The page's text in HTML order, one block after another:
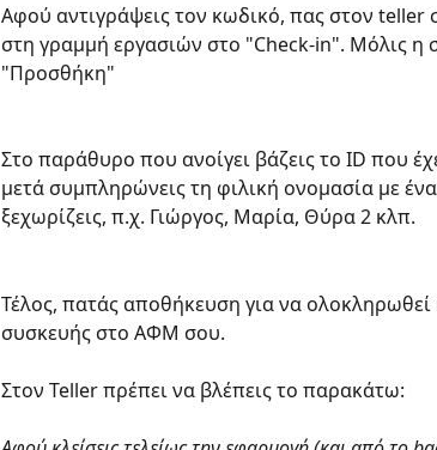
Αφού αντιγράψεις τον κωδικό, πας στον teller
στη γραμμή εργασιών στο "Check-in". Μόλις η
"Προσθήκη"
Στο παράθυρο που ανοίγει βάζεις το ID που
μετά συμπληρώνεις τη φιλική ονομασία με
ξεχωρίζεις, π.χ. Γιώργος, Μαρία, Θύρα 2 κλπ.
Τέλος, πατάς αποθήκευση για να
συσκευής στο ΑΦΜ σου.
Στον Teller πρέπει να βλέπεις το παρακάτω: